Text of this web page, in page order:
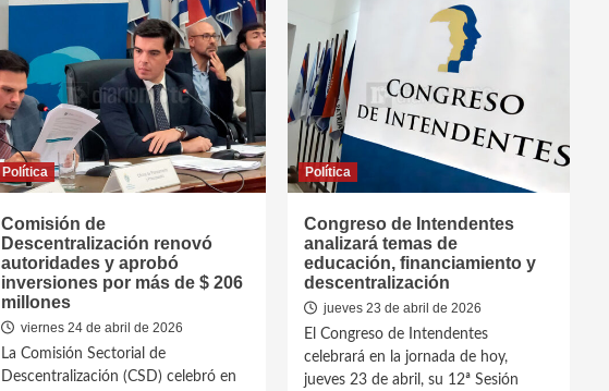
Política
Comisión de
Descentralización renovó
autoridades y aprobó
inversiones por más de $ 206
millones
viernes 24 de abril de 2026
La Comisión Sectorial de
Descentralización (CSD) celebró en
Política
Congreso de Intendentes
analizará temas de
educación, financiamiento y
descentralización
jueves 23 de abril de 2026
El Congreso de Intendentes
celebrará en la jornada de hoy,
jueves 23 de abril, su 12ª Sesión